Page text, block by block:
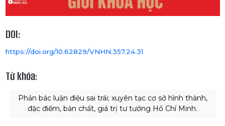
DOI:
https://doi.org/10.62829/VNHN.357.24.31
Từ khóa:
Phản bác luận điệu sai trái; xuyên tạc cơ sở hình thành,
đặc điểm, bản chất, giá trị tư tưởng Hồ Chí Minh.